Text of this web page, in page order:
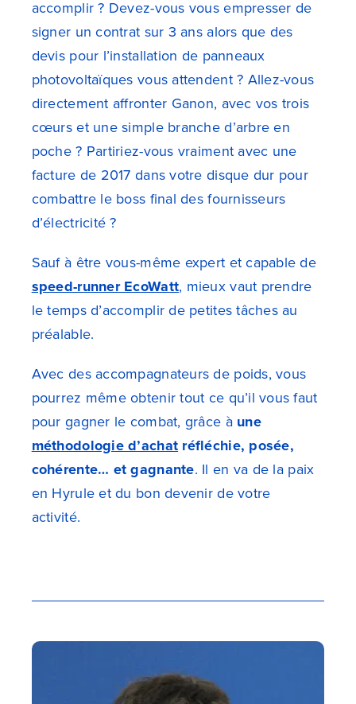
accomplir ? Devez-vous vous empresser de
signer un contrat sur 3 ans alors que des
devis pour l’installation de panneaux
photovoltaïques vous attendent ? Allez-vous
directement affronter Ganon, avec vos trois
cœurs et une simple branche d’arbre en
poche ? Partiriez-vous vraiment avec une
facture de 2017 dans votre disque dur pour
combattre le boss final des fournisseurs
d’électricité ?
Sauf à être vous-même expert et capable de
speed-runner EcoWatt, mieux vaut prendre
le temps d’accomplir de petites tâches au
préalable.
Avec des accompagnateurs de poids, vous
pourrez même obtenir tout ce qu’il vous faut
pour gagner le combat, grâce à une
méthodologie d’achat réfléchie, posée,
cohérente… et gagnante. Il en va de la paix
en Hyrule et du bon devenir de votre
activité.